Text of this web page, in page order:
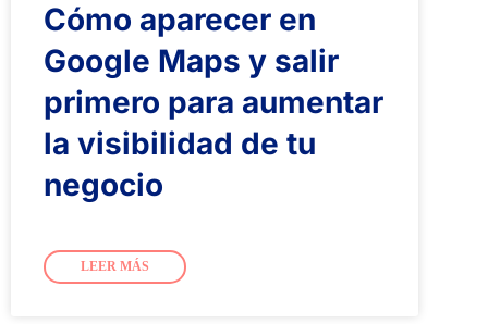
Cómo aparecer en
Google Maps y salir
primero para aumentar
la visibilidad de tu
negocio
LEER MÁS